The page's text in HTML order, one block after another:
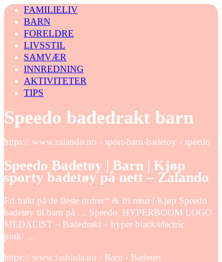
FAMILIELIV
BARN
FORELDRE
LIVSSTIL
SAMVÆR
INNREDNING
AKTIVITETER
TIPS
Speedo badedrakt barn
https:// www.zalando.no › sport-barn-badetoy › speedo
Speedo Badetøy | Barn | Kjøp
sporty badetøy på nett – Zalando
Fri frakt på de fleste ordrer* & fri retur | Kjøp Speedo
badetøy til barn på … Speedo. HYPERBOOM LOGO
MEDALIST – Badedrakt – hyper black/electric
pink/ …
https:// www.fashiola.no › Barn › Badetøy